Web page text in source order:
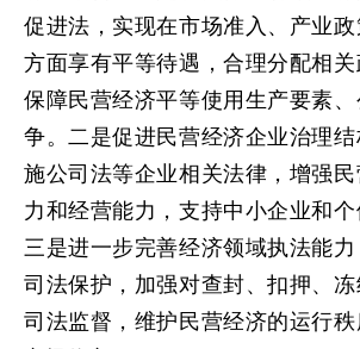
促进法，实现在市场准入、产业
方面享有平等待遇，合理分配相
保障民营经济平等使用生产要素
争。二是促进民营经济企业治理
施公司法等企业相关法律，增强
力和经营能力，支持中小企业和个
三是进一步完善经济领域执法能
司法保护，加强对查封、扣押、
司法监督，维护民营经济的运行